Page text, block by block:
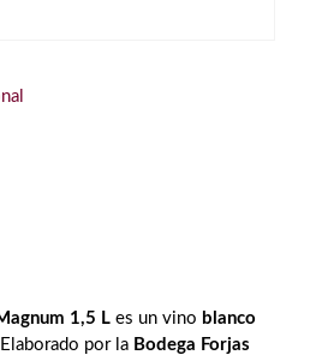
1,5 L es un vino blanco
Elaborado por la Bodega Forjas